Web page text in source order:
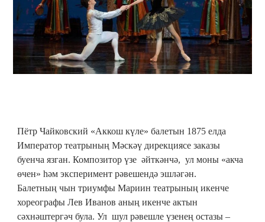
Пётр Чайковский «Аккош күле» балетын 1875 елда
Император театрының Мәскәү дирекциясе заказы
буенча язган. Композитор үзе әйткәнчә, ул моны «акча
өчен» һәм эксперимент рәвешендә эшләгән.
Балетның чын триумфы Мариин театрының икенче
хореографы Лев Иванов аның икенче актын
сәхнәштергәч була. Ул шул рәвешле үзенең остазы –